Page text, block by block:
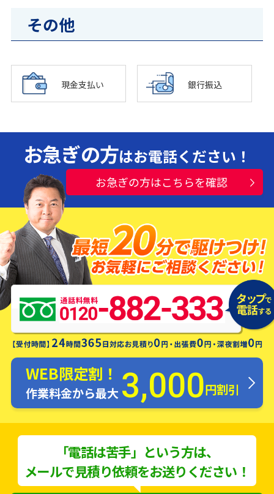
その他
現金支払い 銀行振込
お急ぎの方はお電話ください！
お急ぎの方はこちらを確認
水漏れ・つまり・修理お電話一本ですぐ
にお伺いします！
WEB限定割！
作業料金から最大 3,000円割引
「電話は苦手」という方は、
メールで見積り依頼をお送りください！